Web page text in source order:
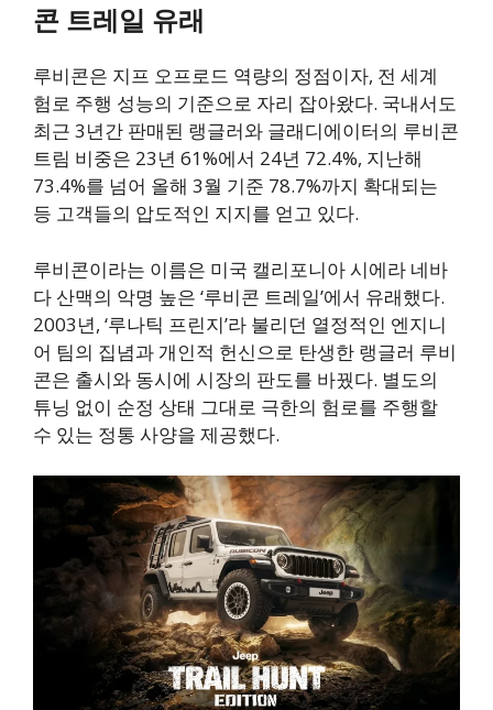
콘 트레일 유래
루비콘은 지프 오프로드 역량의 정점이자, 전 세계
험로 주행 성능의 기준으로 자리 잡아왔다. 국내서도
최근 3년간 판매된 랭글러와 글래디에이터의 루비콘
트림 비중은 23년 61%에서 24년 72.4%, 지난해
73.4%를 넘어 올해 3월 기준 78.7%까지 확대되는
등 고객들의 압도적인 지지를 얻고 있다.
루비콘이라는 이름은 미국 캘리포니아 시에라 네바
다 산맥의 악명 높은 ‘루비콘 트레일’에서 유래했다.
2003년, ‘루나틱 프린지’라 불리던 열정적인 엔지니
어 팀의 집념과 개인적 헌신으로 탄생한 랭글러 루비
콘은 출시와 동시에 시장의 판도를 바꿨다. 별도의
튜닝 없이 순정 상태 그대로 극한의 험로를 주행할
수 있는 정통 사양을 제공했다.